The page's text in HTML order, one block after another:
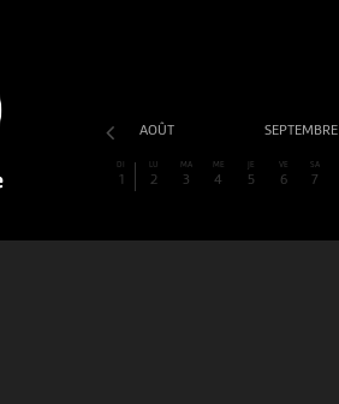
AOÛT SEPTEMBRE
DI
1
LU
2
MA
3
ME
4
JE
5
VE
6
SA
7